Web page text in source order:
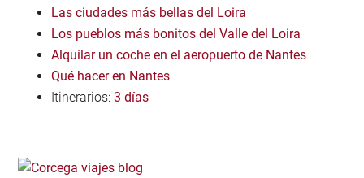
Las ciudades más bellas del Loira
Los pueblos más bonitos del Valle del Loira
Alquilar un coche en el aeropuerto de Nantes
Qué hacer en Nantes
Itinerarios:3 días